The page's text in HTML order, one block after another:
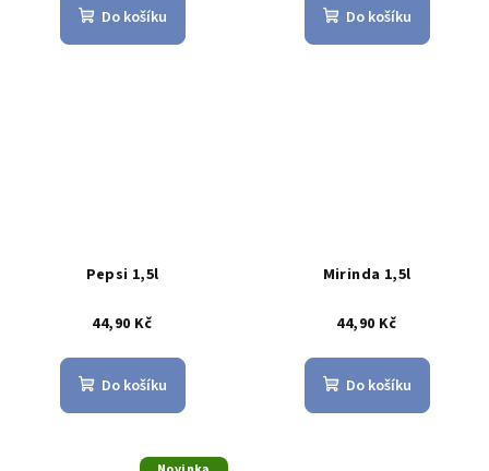
Do košíku Do košíku
Pepsi 1,5l
44,90 Kč
Do košíku
Mirinda 1,5l
44,90 Kč
Do košíku